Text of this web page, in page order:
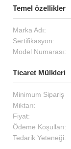
Temel özellikler
Marka Adı:
Sertifikasyon:
Model Numarası:
Ticaret Mülkleri
Minimum Sipariş
Miktarı:
Fiyat:
Ödeme Koşulları:
Tedarik Yeteneği: